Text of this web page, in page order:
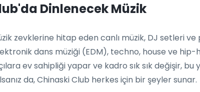
Dinlenecek Müzik
zevklerine hitap eden canlı müzik, DJ setleri
dans müziği (EDM), techno, house ve hip-
ev sahipliği yapar ve kadro sık sık değişir,
da, Chinaski Club herkes için bir şeyler sunar.